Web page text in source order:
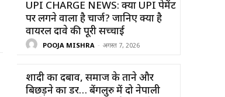
UPI CHARGE NEWS: क्या UPI पेमेंट
पर लगने वाला है चार्ज? जानिए क्या है
वायरल दावे की पूरी सच्चाई
POOJA MISHRA - अगस्त 7, 2026
शादी का दबाव, समाज के ताने और
बिछड़ने का डर… बेंगलुरु में दो नेपाली